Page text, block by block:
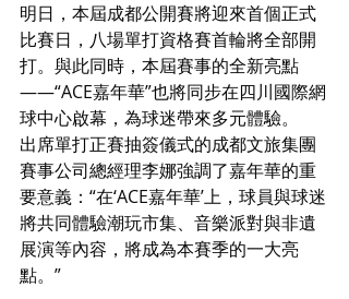
明日，本屆成都公開賽將迎來首個正式
比賽日，八場單打資格賽首輪將全部開
打。與此同時，本屆賽事的全新亮點
——“ACE嘉年華”也將同步在四川國際網
球中心啟幕，為球迷帶來多元體驗。
出席單打正賽抽簽儀式的成都文旅集團
賽事公司總經理李娜強調了嘉年華的重
要意義：“在‘ACE嘉年華’上，球員與球迷
將共同體驗潮玩市集、音樂派對與非遺
展演等內容，將成為本賽季的一大亮
點。”